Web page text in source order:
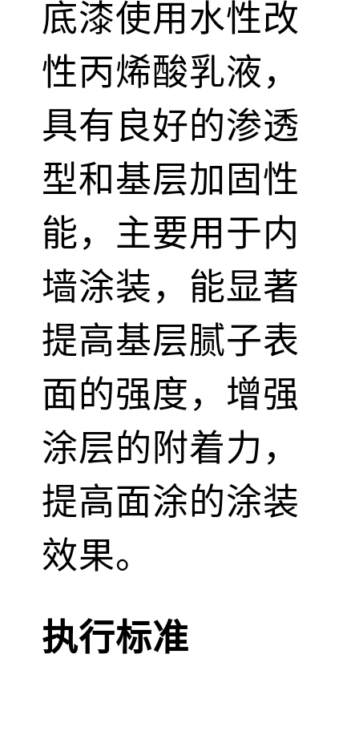
底漆使用水性改
性丙烯酸乳液，
具有良好的渗透
型和基层加固性
能，主要用于内
墙涂装，能显著
提高基层腻子表
面的强度，增强
涂层的附着力，
提高面涂的涂装
效果。
执行标准